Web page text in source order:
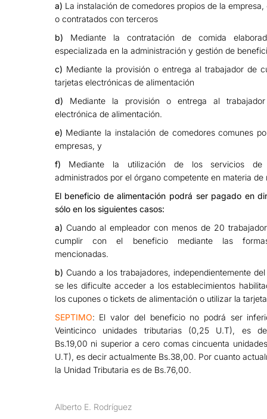
a) La instalación de comedores propios de la
o contratados con terceros
b) Mediante la contratación de comida
especializada en la administración y gestión de
c) Mediante la provisión o entrega al trabajador de
tarjetas electrónicas de alimentación
d) Mediante la provisión o entrega al
electrónica de alimentación.
e) Mediante la instalación de comedores comunes
empresas, y
f) Mediante la utilización de los servicios de
administrados por el órgano competente en materia de
El beneficio de alimentación podrá ser pagado en
sólo en los siguientes casos:
a) Cuando al empleador con menos de 20
cumplir con el beneficio mediante las
mencionadas.
b) Cuando a los trabajadores, independientemente
se les dificulte acceder a los establecimientos
los cupones o tickets de alimentación o utilizar la
SEPTIMO: El valor del beneficio no podrá ser
Veinticinco unidades tributarias (0,25 U.T), es
Bs.19,00 ni superior a cero comas cincuenta
U.T), es decir actualmente Bs.38,00. Por cuanto
la Unidad Tributaria es de Bs.76,00.
Alberto E. Rodríguez